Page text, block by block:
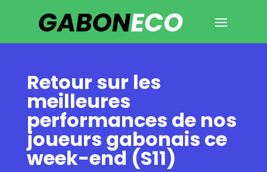
Retour sur les
meilleures
performances de nos
joueurs gabonais ce
week-end (S11)